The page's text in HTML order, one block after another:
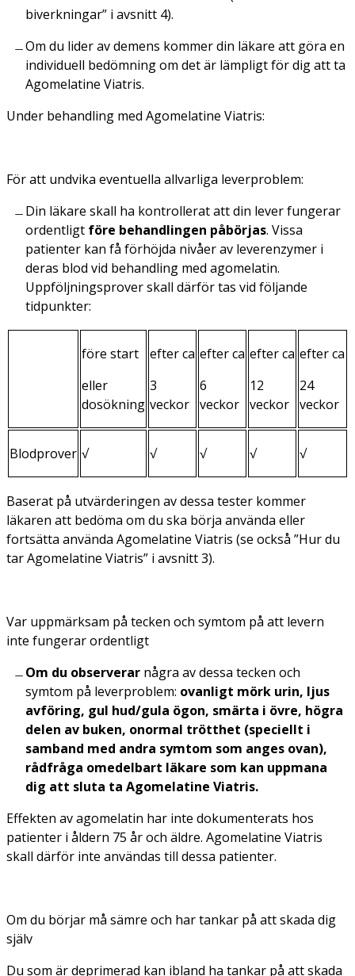
biverkningar” i avsnitt 4).
Om du lider av demens kommer din läkare att göra en
individuell bedömning om det är lämpligt för dig att ta
Agomelatine Viatris.
Under behandling med Agomelatine Viatris:
För att undvika eventuella allvarliga leverproblem:
Din läkare skall ha kontrollerat att din lever fungerar
ordentligt före behandlingen påbörjas. Vissa
patienter kan få förhöjda nivåer av leverenzymer i
deras blod vid behandling med agomelatin.
Uppföljningsprover skall därför tas vid följande
tidpunkter:
före start
eller
dosökning
efter ca
3
veckor
efter ca
6
veckor
efter ca
12
veckor
efter ca
24
veckor
Blodprover √ √ √ √ √
Baserat på utvärderingen av dessa tester kommer
läkaren att bedöma om du ska börja använda eller
fortsätta använda Agomelatine Viatris (se också ”Hur du
tar Agomelatine Viatris” i avsnitt 3).
Var uppmärksam på tecken och symtom på att levern
inte fungerar ordentligt
Om du observerar några av dessa tecken och
symtom på leverproblem: ovanligt mörk urin, ljus
avföring, gul hud/gula ögon, smärta i övre, högra
delen av buken, onormal trötthet (speciellt i
samband med andra symtom som anges ovan),
rådfråga omedelbart läkare som kan uppmana
dig att sluta ta Agomelatine Viatris.
Effekten av agomelatin har inte dokumenterats hos
patienter i åldern 75 år och äldre. Agomelatine Viatris
skall därför inte användas till dessa patienter.
Om du börjar må sämre och har tankar på att skada dig
själv
Du som är deprimerad kan ibland ha tankar på att skada